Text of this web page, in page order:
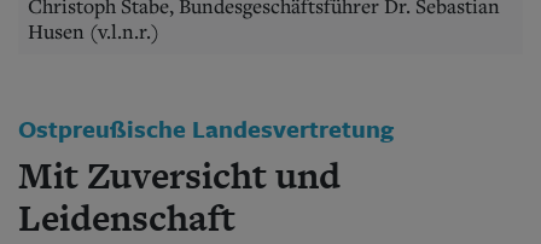
Abonnent werden
Kontakt
Impressum
Datenschutz
Christoph Stabe, Bundesgeschäftsführer Dr. Sebastian
Husen (v.l.n.r.)
Ostpreußische Landesvertretung
Mit Zuversicht und
Leidenschaft